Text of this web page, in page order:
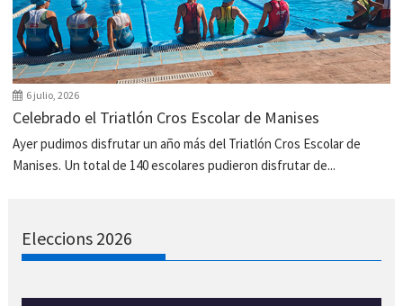
6 julio, 2026
Celebrado el Triatlón Cros Escolar de Manises
Ayer pudimos disfrutar un año más del Triatlón Cros Escolar de
Manises. Un total de 140 escolares pudieron disfrutar de...
Eleccions 2026